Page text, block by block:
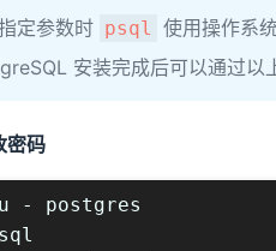
定参数时 psql 使用操作系
安装完成后可以通过以
密码
- postgres